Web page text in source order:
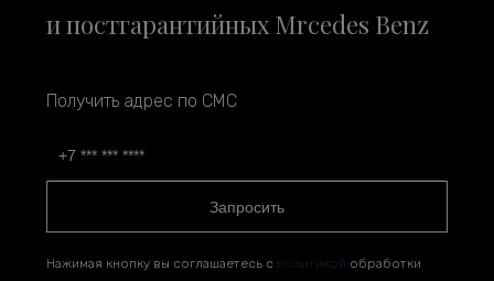
и постгарантийных Mrcedes Benz
Получить адрес по СМС
Запросить
Нажимая кнопку вы соглашаетесь с политикой обработки